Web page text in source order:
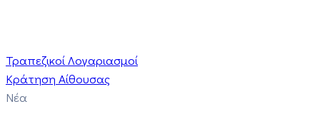
Τραπεζικοί Λογαριασμοί
Κράτηση Αίθουσας
Νέα